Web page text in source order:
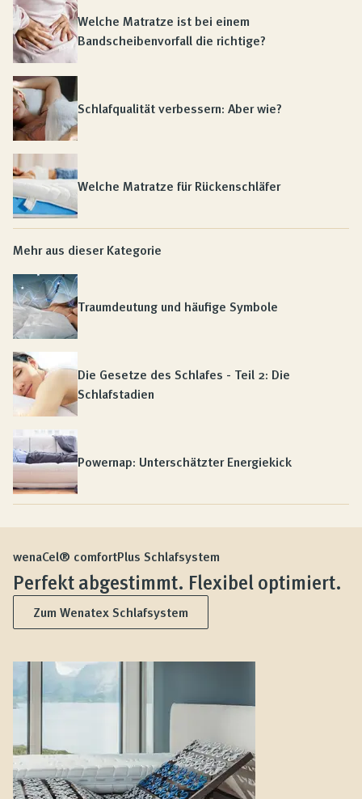
Welche Matratze ist bei einem
Bandscheibenvorfall die richtige?
Schlafqualität verbessern: Aber wie?
Welche Matratze für Rückenschläfer
Mehr aus dieser Kategorie
Traumdeutung und häufige Symbole
Die Gesetze des Schlafes - Teil 2: Die
Schlafstadien
Powernap: Unterschätzter Energiekick
wenaCel® comfortPlus Schlafsystem
Perfekt abgestimmt. Flexibel optimiert.
Zum Wenatex Schlafsystem